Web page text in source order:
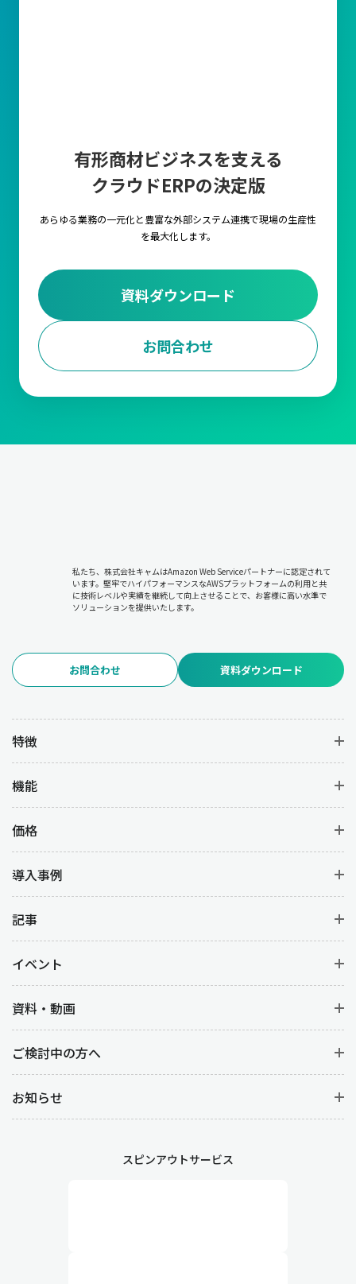
有形商材ビジネスを支える
クラウドERPの決定版
あらゆる業務の一元化と豊富な外部システム連携で現場の生産性
を最大化します。
資料ダウンロード
お問合わせ
私たち、株式会社キャムはAmazon Web Serviceパートナーに認定されて
います。堅牢でハイパフォーマンスなAWSプラットフォームの利用と共
に技術レベルや実績を継続して向上させることで、お客様に高い水準で
ソリューションを提供いたします。
お問合わせ 資料ダウンロード
特徴
機能
価格
導入事例
記事
イベント
資料・動画
ご検討中の方へ
お知らせ
スピンアウトサービス